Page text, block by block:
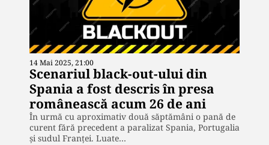
14 Mai 2025, 21:00
Scenariul black-out-ului din
Spania a fost descris în presa
românească acum 26 de ani
În urmă cu aproximativ două săptămâni o pană de
curent fără precedent a paralizat Spania, Portugalia
și sudul Franței. Luate…